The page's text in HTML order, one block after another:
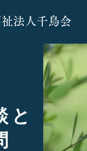
法人千鳥会
と